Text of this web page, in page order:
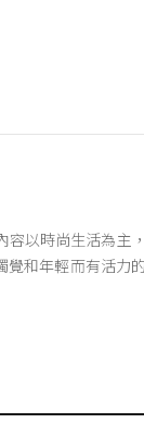
容以時尚生活為主
覺和年輕而有活力